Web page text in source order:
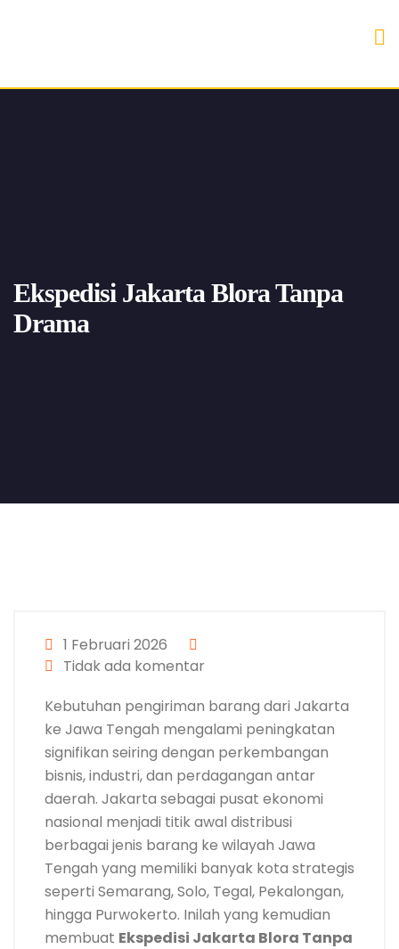
Ekspedisi Jakarta Blora Tanpa
Drama
1 Februari 2026
Tidak ada komentar
Kebutuhan pengiriman barang dari Jakarta
ke Jawa Tengah mengalami peningkatan
signifikan seiring dengan perkembangan
bisnis, industri, dan perdagangan antar
daerah. Jakarta sebagai pusat ekonomi
nasional menjadi titik awal distribusi
berbagai jenis barang ke wilayah Jawa
Tengah yang memiliki banyak kota strategis
seperti Semarang, Solo, Tegal, Pekalongan,
hingga Purwokerto. Inilah yang kemudian
membuat Ekspedisi Jakarta Blora Tanpa